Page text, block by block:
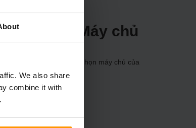
We also share
combine it with
Mods Máy chủ
(Máy chủ → Chọn máy chủ của
Galexme's Mods)